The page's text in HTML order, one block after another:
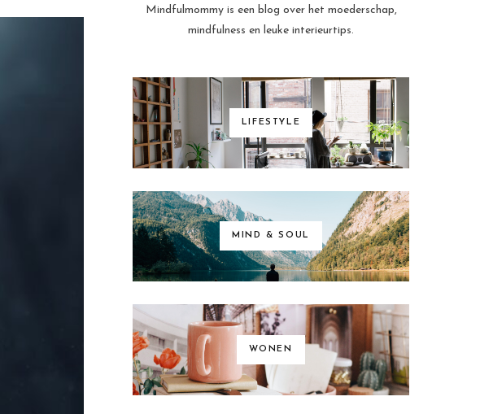
Mindfulmommy is een blog over het moederschap,
mindfulness en leuke interieurtips.
LIFESTYLE
MIND & SOUL
WONEN